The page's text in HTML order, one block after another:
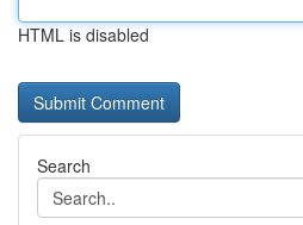
HTML is disabled
Search